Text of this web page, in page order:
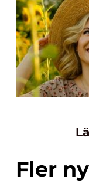
Fler